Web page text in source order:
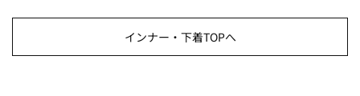
インナー・下着TOPへ